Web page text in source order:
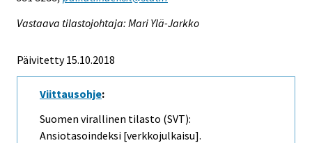
Vastaava tilastojohtaja: Mari Ylä-Jarkko
Päivitetty 15.10.2018
Viittausohje:
Suomen virallinen tilasto (SVT):
Ansiotasoindeksi [verkkojulkaisu].